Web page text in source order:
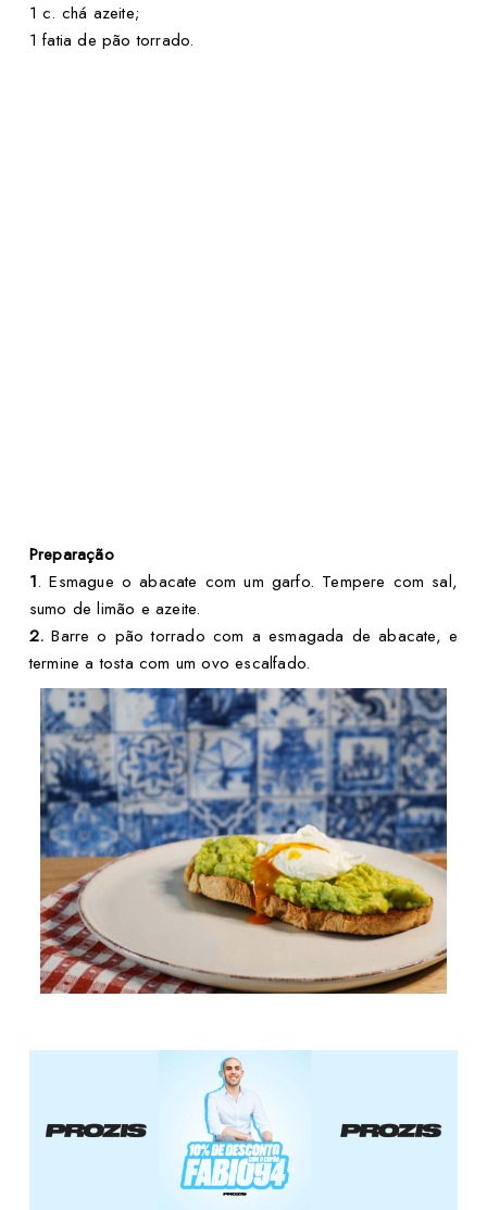
1 c. chá azeite;
1 fatia de pão torrado.
Preparação
1. Esmague o abacate com um garfo. Tempere com sal,
sumo de limão e azeite.
2. Barre o pão torrado com a esmagada de abacate, e
termine a tosta com um ovo escalfado.